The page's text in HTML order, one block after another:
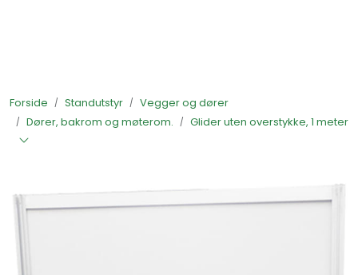
Forside Standutstyr
Vegger og dører
Dører, bakrom og møterom.
Glider uten overstykke, 1 meter
Standutstyr
Foto og video